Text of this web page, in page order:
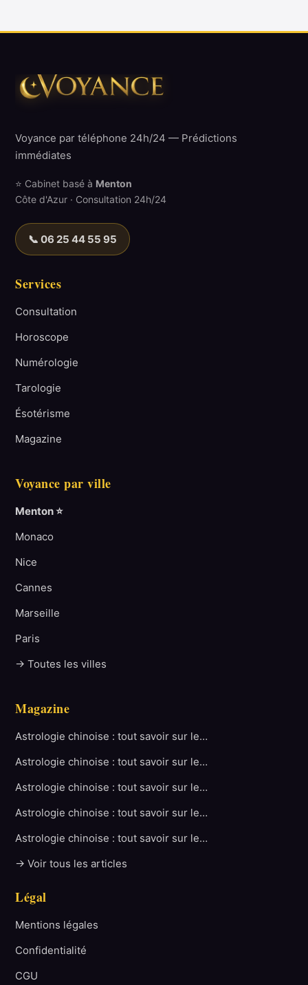
Voyance par téléphone 24h/24 — Prédictions
immédiates
⭐ Cabinet basé à Menton
Côte d'Azur · Consultation 24h/24
📞 06 25 44 55 95
Services
Consultation
Horoscope
Numérologie
Tarologie
Ésotérisme
Magazine
Voyance par ville
Menton ⭐
Monaco
Nice
Cannes
Marseille
Paris
→ Toutes les villes
Magazine
Astrologie chinoise : tout savoir sur le…
Astrologie chinoise : tout savoir sur le…
Astrologie chinoise : tout savoir sur le…
Astrologie chinoise : tout savoir sur le…
Astrologie chinoise : tout savoir sur le…
→ Voir tous les articles
Légal
Mentions légales
Confidentialité
CGU